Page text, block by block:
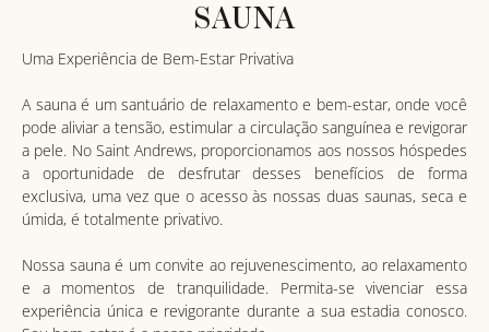
SAUNA
Uma Experiência de Bem-Estar Privativa
A sauna é um santuário de relaxamento e bem-estar, onde você
pode aliviar a tensão, estimular a circulação sanguínea e revigorar
a pele. No Saint Andrews, proporcionamos aos nossos hóspedes
a oportunidade de desfrutar desses benefícios de forma
exclusiva, uma vez que o acesso às nossas duas saunas, seca e
úmida, é totalmente privativo.
Nossa sauna é um convite ao rejuvenescimento, ao relaxamento
e a momentos de tranquilidade. Permita-se vivenciar essa
experiência única e revigorante durante a sua estadia conosco.